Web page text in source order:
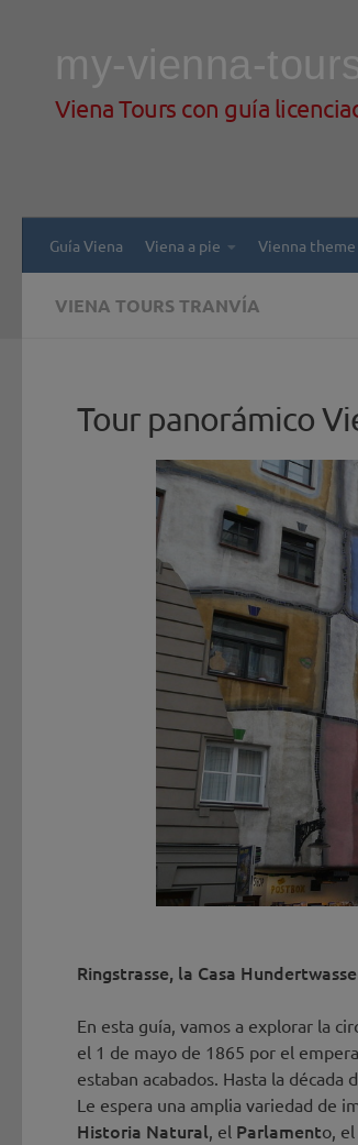
my-vienna-
Viena Tours con guía
Guía Viena Viena a pie Vienna
VIENA TOURS TRANVÍA
Tour panorámico
Ringstrasse, la Casa
En esta guía, vamos a explorar la
el 1 de mayo de 1865 por el
estaban acabados. Hasta la
Le espera una amplia variedad de
Historia Natural, el Parlamento, el